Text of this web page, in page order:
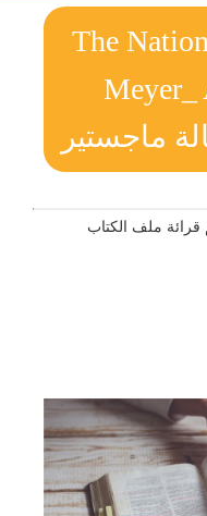
The
Meyer_
قرائة ملف الكتاب